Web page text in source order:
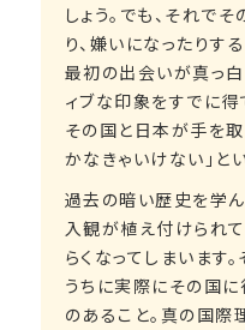
しょう。でも、それで
り、嫌いになったりす
最初の出会いが真っ白
ィブな印象をすでに得
その国と日本が手を
かなきゃいけない」と
過去の暗い歴史を学
入観が植え付けられ
らくなってしまいます
うちに実際にその国
のあること。真の国際